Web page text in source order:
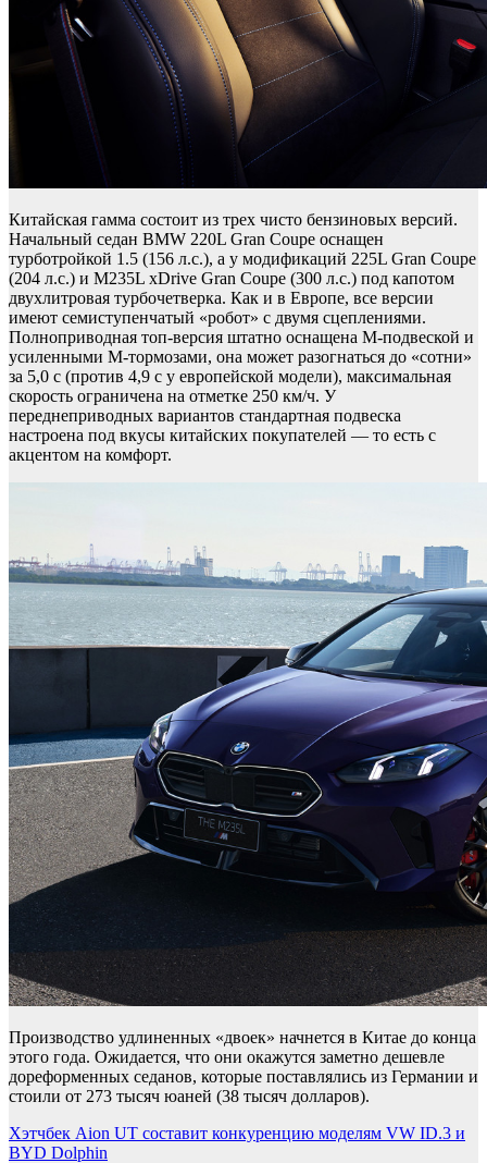
Китайская гамма состоит из трех чисто бензиновых версий.
Начальный седан BMW 220L Gran Coupe оснащен
турботройкой 1.5 (156 л.с.), а у модификаций 225L Gran Coupe
(204 л.с.) и M235L xDrive Gran Coupe (300 л.с.) под капотом
двухлитровая турбочетверка. Как и в Европе, все версии
имеют семиступенчатый «робот» с двумя сцеплениями.
Полноприводная топ-версия штатно оснащена M-подвеской и
усиленными M-тормозами, она может разогнаться до «сотни»
за 5,0 с (против 4,9 с у европейской модели), максимальная
скорость ограничена на отметке 250 км/ч. У
переднеприводных вариантов стандартная подвеска
настроена под вкусы китайских покупателей — то есть с
акцентом на комфорт.
Производство удлиненных «двоек» начнется в Китае до конца
этого года. Ожидается, что они окажутся заметно дешевле
дореформенных седанов, которые поставлялись из Германии и
стоили от 273 тысяч юаней (38 тысяч долларов).
Навигация
Хэтчбек Aion UT составит конкуренцию моделям VW ID.3 и
BYD Dolphin